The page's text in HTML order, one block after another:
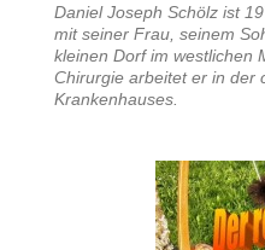
Daniel Joseph Schölz ist
mit seiner Frau, seinem
kleinen Dorf im westlichen
Chirurgie arbeitet er in der
Krankenhauses.